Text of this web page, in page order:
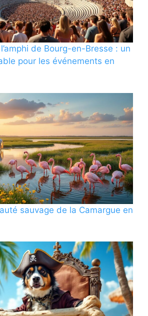
de Bourg-en-Bresse : un
pour les événements en
sauvage de la Camargue en